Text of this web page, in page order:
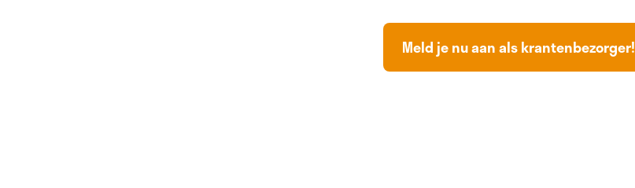
Meld je nu aan als krantenbezorger!